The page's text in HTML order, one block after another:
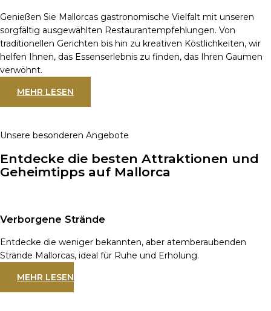
Genießen Sie Mallorcas gastronomische Vielfalt mit unseren
sorgfältig ausgewählten Restaurantempfehlungen. Von
traditionellen Gerichten bis hin zu kreativen Köstlichkeiten, wir
helfen Ihnen, das Essenserlebnis zu finden, das Ihren Gaumen
verwöhnt.
MEHR LESEN
Unsere besonderen Angebote
Entdecke die besten Attraktionen und
Geheimtipps auf Mallorca
Verborgene Strände
Entdecke die weniger bekannten, aber atemberaubenden
Strände Mallorcas, ideal für Ruhe und Erholung.
MEHR LESEN